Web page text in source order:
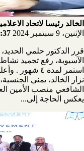
الخالد رئيسا لاتحاد
الإثنين، 9 سبتمبر 2024
قرر الدكتور حلمي
الآسيوية، رفع تجميد
استمر لمدة ٤
نزار الخالد، يمني
الشافعي منصب الأمين
يعكس الحاجة إلى...